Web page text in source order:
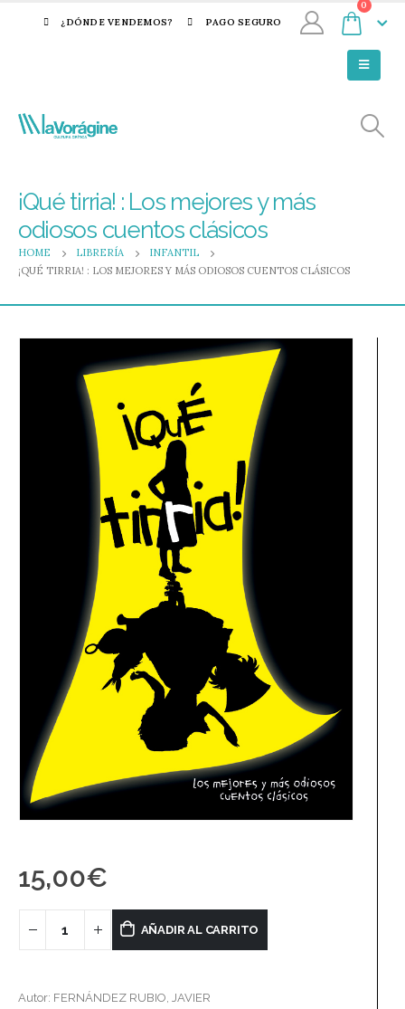
¿DÓNDE VENDEMOS? PAGO SEGURO
0
¡Qué tirria! : Los mejores y más
odiosos cuentos clásicos
HOME LIBRERÍA
INFANTIL
¡QUÉ TIRRIA! : LOS MEJORES Y MÁS ODIOSOS CUENTOS CLÁSICOS
15,00€
AÑADIR AL CARRITO
Autor: FERNÁNDEZ RUBIO, JAVIER